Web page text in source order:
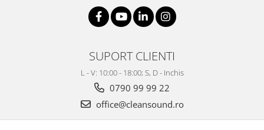
SUPORT CLIENTI
L - V: 10:00 - 18:00; S, D - Inchis
0790 99 99 22
office@cleansound.ro